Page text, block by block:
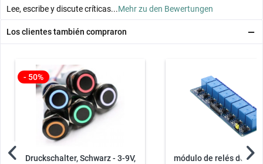
Lee, escribe y discute críticas...Mehr zu den Bewertungen
Los clientes también compraron
- 50%
Druckschalter, Schwarz - 3-9V,
módulo de relés de 8